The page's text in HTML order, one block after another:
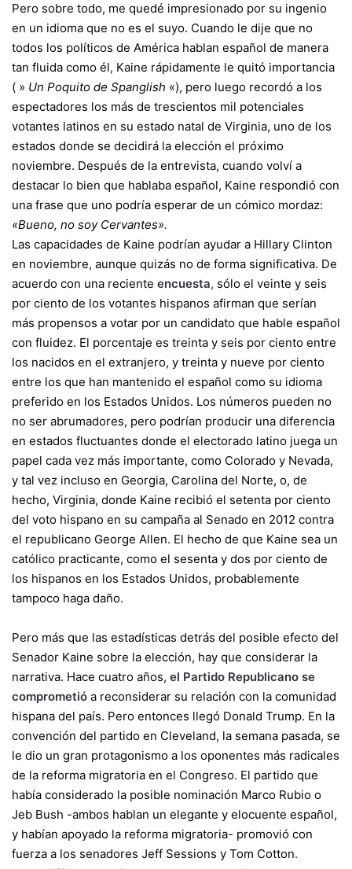
Pero sobre todo, me quedé impresionado por su ingenio
en un idioma que no es el suyo. Cuando le dije que no
todos los políticos de América hablan español de manera
tan fluida como él, Kaine rápidamente le quitó importancia
( » Un Poquito de Spanglish «), pero luego recordó a los
espectadores los más de trescientos mil potenciales
votantes latinos en su estado natal de Virginia, uno de los
estados donde se decidirá la elección el próximo
noviembre. Después de la entrevista, cuando volví a
destacar lo bien que hablaba español, Kaine respondió con
una frase que uno podría esperar de un cómico mordaz:
«Bueno, no soy Cervantes».
Las capacidades de Kaine podrían ayudar a Hillary Clinton
en noviembre, aunque quizás no de forma significativa. De
acuerdo con una reciente encuesta, sólo el veinte y seis
por ciento de los votantes hispanos afirman que serían
más propensos a votar por un candidato que hable español
con fluidez. El porcentaje es treinta y seis por ciento entre
los nacidos en el extranjero, y treinta y nueve por ciento
entre los que han mantenido el español como su idioma
preferido en los Estados Unidos. Los números pueden no
no ser abrumadores, pero podrían producir una diferencia
en estados fluctuantes donde el electorado latino juega un
papel cada vez más importante, como Colorado y Nevada,
y tal vez incluso en Georgia, Carolina del Norte, o, de
hecho, Virginia, donde Kaine recibió el setenta por ciento
del voto hispano en su campaña al Senado en 2012 contra
el republicano George Allen. El hecho de que Kaine sea un
católico practicante, como el sesenta y dos por ciento de
los hispanos en los Estados Unidos, probablemente
tampoco haga daño.
Pero más que las estadísticas detrás del posible efecto del
Senador Kaine sobre la elección, hay que considerar la
narrativa. Hace cuatro años, el Partido Republicano se
comprometió a reconsiderar su relación con la comunidad
hispana del país. Pero entonces llegó Donald Trump. En la
convención del partido en Cleveland, la semana pasada, se
le dio un gran protagonismo a los oponentes más radicales
de la reforma migratoria en el Congreso. El partido que
había considerado la posible nominación Marco Rubio o
Jeb Bush -ambos hablan un elegante y elocuente español,
y habían apoyado la reforma migratoria- promovió con
fuerza a los senadores Jeff Sessions y Tom Cotton.